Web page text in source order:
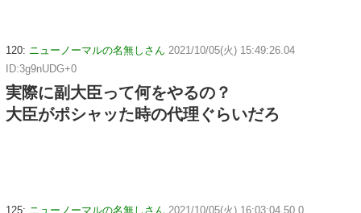
120: ニューノーマルの名無しさん 2021/10/05(火) 15:49:26.04
ID:3g9nUDG+0
実際に副大臣って何をやるの？
大臣がポシャッた時の代理ぐらいだろ
125: ニューノーマルの名無しさん 2021/10/05(火) 16:03:04.50 0